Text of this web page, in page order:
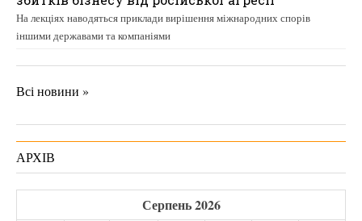
На лекціях наводяться приклади вирішення міжнародних спорів
іншими державами та компаніями
Всі новини »
АРХІВ
Серпень 2026